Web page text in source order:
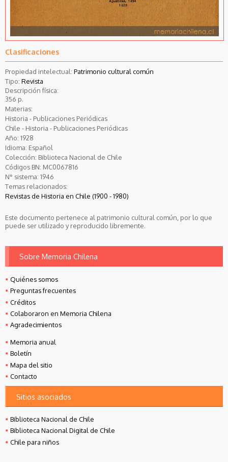
Clasificaciones
Propiedad intelectual: Patrimonio cultural común
Tipo: Revista
Descripción física:
356 p.
Materias:
Historia - Publicaciones Periódicas
Chile - Historia - Publicaciones Periódicas
Año: 1928
Idioma: Español
Colección: Biblioteca Nacional de Chile
Códigos BN: MC0067816
N° sistema: 1946
Temas relacionados:
Revistas de Historia en Chile (1900 - 1980)
Este documento pertenece al patrimonio cultural común, por lo que
puede ser utilizado y reproducido libremente.
Sobre Memoria Chilena
Quiénes somos
Preguntas frecuentes
Créditos
Colaboraron en Memoria Chilena
Agradecimientos
Memoria anual
Boletín
Mapa del sitio
Contacto
Sitios asociados
Biblioteca Nacional de Chile
Biblioteca Nacional Digital de Chile
Chile para niños